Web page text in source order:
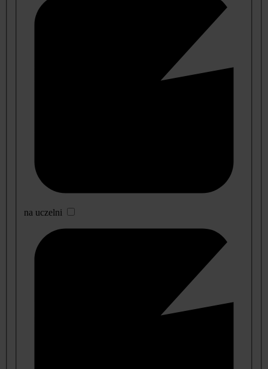
na uczelni